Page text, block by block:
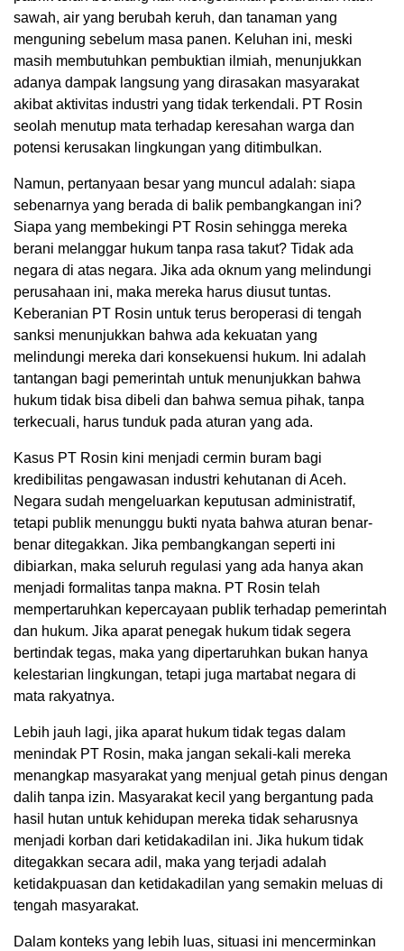
sawah, air yang berubah keruh, dan tanaman yang
menguning sebelum masa panen. Keluhan ini, meski
masih membutuhkan pembuktian ilmiah, menunjukkan
adanya dampak langsung yang dirasakan masyarakat
akibat aktivitas industri yang tidak terkendali. PT Rosin
seolah menutup mata terhadap keresahan warga dan
potensi kerusakan lingkungan yang ditimbulkan.
Namun, pertanyaan besar yang muncul adalah: siapa
sebenarnya yang berada di balik pembangkangan ini?
Siapa yang membekingi PT Rosin sehingga mereka
berani melanggar hukum tanpa rasa takut? Tidak ada
negara di atas negara. Jika ada oknum yang melindungi
perusahaan ini, maka mereka harus diusut tuntas.
Keberanian PT Rosin untuk terus beroperasi di tengah
sanksi menunjukkan bahwa ada kekuatan yang
melindungi mereka dari konsekuensi hukum. Ini adalah
tantangan bagi pemerintah untuk menunjukkan bahwa
hukum tidak bisa dibeli dan bahwa semua pihak, tanpa
terkecuali, harus tunduk pada aturan yang ada.
Kasus PT Rosin kini menjadi cermin buram bagi
kredibilitas pengawasan industri kehutanan di Aceh.
Negara sudah mengeluarkan keputusan administratif,
tetapi publik menunggu bukti nyata bahwa aturan benar-
benar ditegakkan. Jika pembangkangan seperti ini
dibiarkan, maka seluruh regulasi yang ada hanya akan
menjadi formalitas tanpa makna. PT Rosin telah
mempertaruhkan kepercayaan publik terhadap pemerintah
dan hukum. Jika aparat penegak hukum tidak segera
bertindak tegas, maka yang dipertaruhkan bukan hanya
kelestarian lingkungan, tetapi juga martabat negara di
mata rakyatnya.
Lebih jauh lagi, jika aparat hukum tidak tegas dalam
menindak PT Rosin, maka jangan sekali-kali mereka
menangkap masyarakat yang menjual getah pinus dengan
dalih tanpa izin. Masyarakat kecil yang bergantung pada
hasil hutan untuk kehidupan mereka tidak seharusnya
menjadi korban dari ketidakadilan ini. Jika hukum tidak
ditegakkan secara adil, maka yang terjadi adalah
ketidakpuasan dan ketidakadilan yang semakin meluas di
tengah masyarakat.
Dalam konteks yang lebih luas, situasi ini mencerminkan